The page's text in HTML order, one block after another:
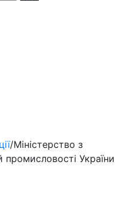
/Міністерство з
промисловості України